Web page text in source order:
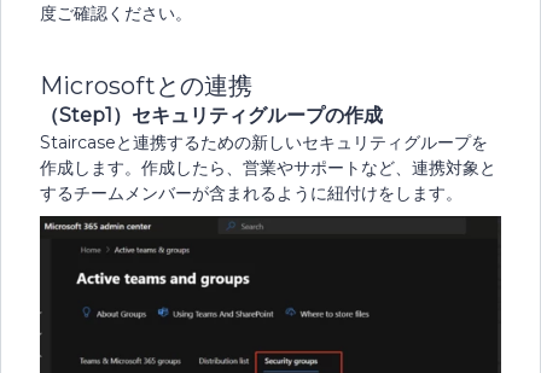
度ご確認ください。
Microsoftとの連携
（Step1）セキュリティグループの作成
Staircaseと連携するための新しいセキュリティグループを
作成します。作成したら、営業やサポートなど、連携対象と
するチームメンバーが含まれるように紐付けをします。